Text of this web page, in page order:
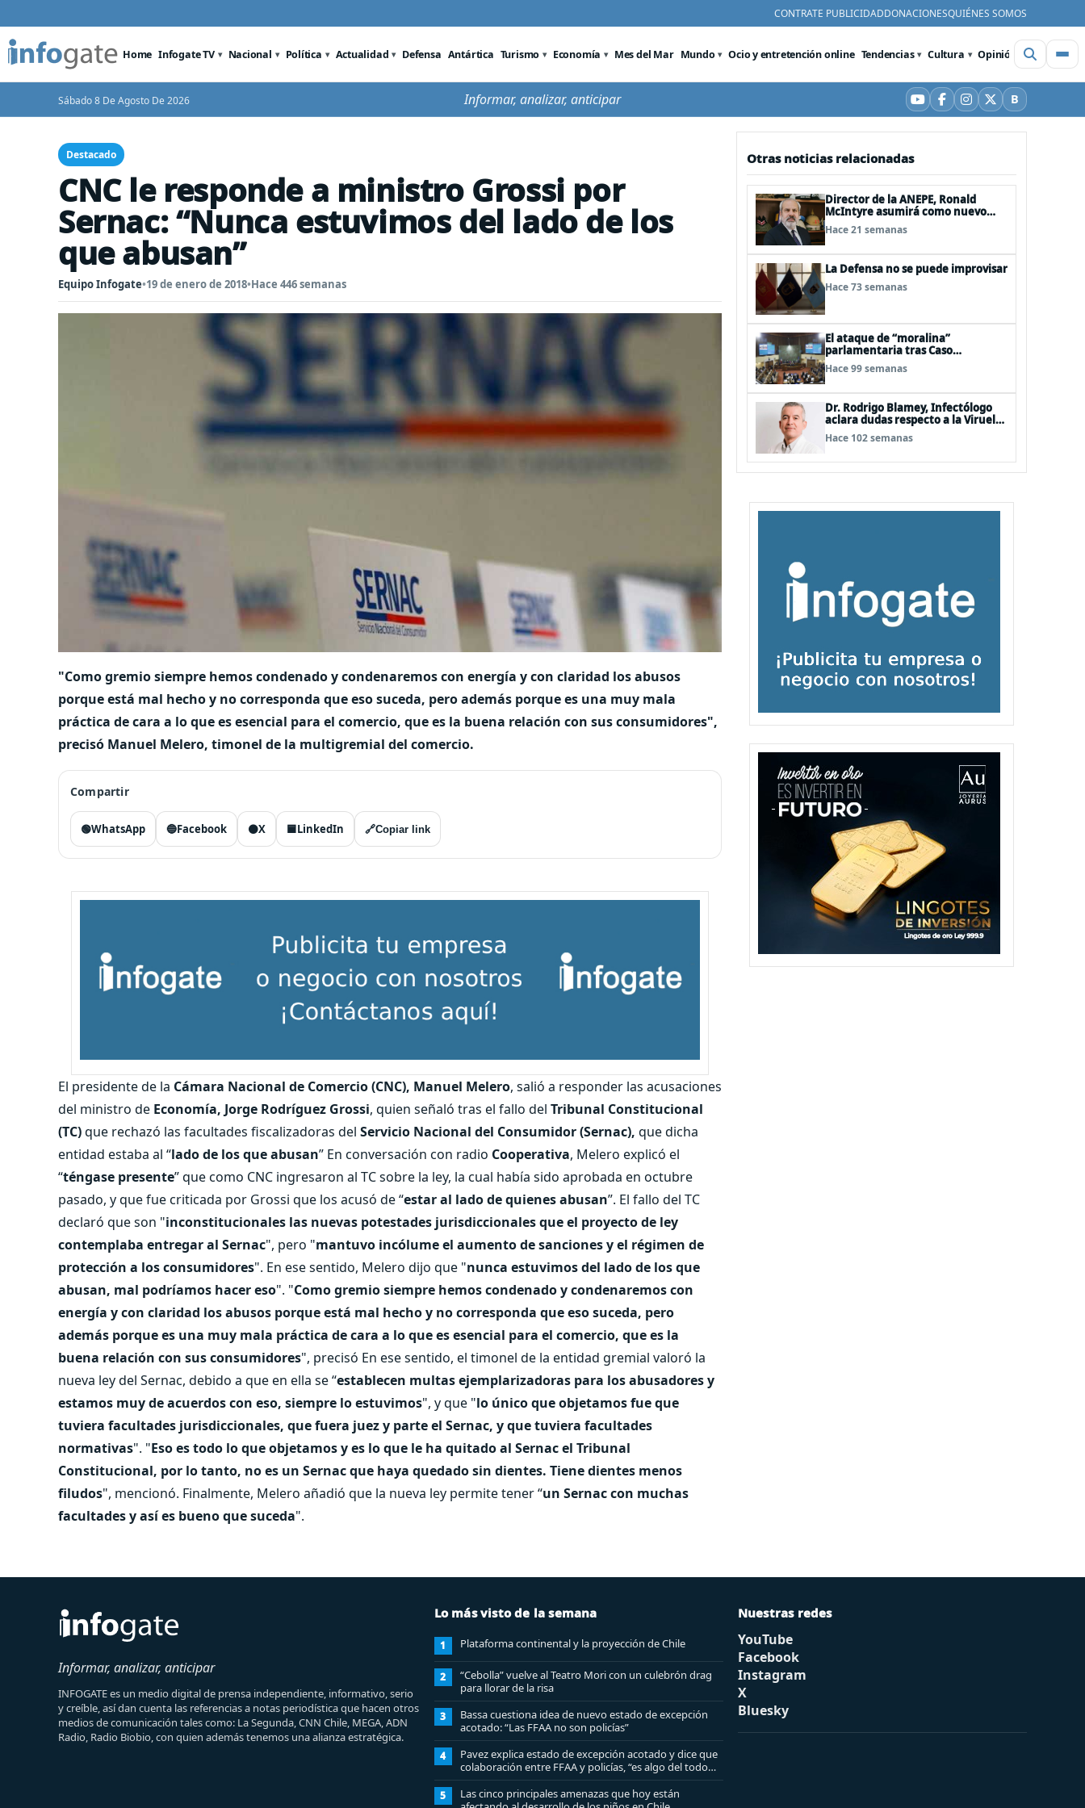
CONTRATE PUBLICIDADDONACIONESQUIÉNES SOMOS
Home Infogate TV Nacional Política Actualidad Defensa Antártica Turismo Economía Mes del Mar Mundo Ocio y entretención online Tendencias Cultura Opinión Videos
Sábado 8 De Agosto De 2026 Informar, analizar, anticipar YouTube
Facebook
Instagram
X BBluesky
Destacado
CNC le responde a ministro Grossi por
Sernac: “Nunca estuvimos del lado de los
que abusan”
Equipo Infogate•19 de enero de 2018•Hace 446 semanas
"Como gremio siempre hemos condenado y condenaremos con energía y con claridad los abusos
porque está mal hecho y no corresponda que eso suceda, pero además porque es una muy mala
práctica de cara a lo que es esencial para el comercio, que es la buena relación con sus consumidores",
precisó Manuel Melero, timonel de la multigremial del comercio.
Compartir
🟢WhatsApp 🔵Facebook ⚫X 🟦LinkedIn 🔗Copiar link
El presidente de la Cámara Nacional de Comercio (CNC), Manuel Melero, salió a responder las acusaciones
del ministro de Economía, Jorge Rodríguez Grossi, quien señaló tras el fallo del Tribunal Constitucional
(TC)que rechazó las facultades fiscalizadoras del Servicio Nacional del Consumidor (Sernac), que dicha
entidad estaba al “lado de los que abusan” En conversación con radio Cooperativa, Melero explicó el
“téngase presente” que como CNC ingresaron al TC sobre la ley, la cual había sido aprobada en octubre
pasado, y que fue criticada por Grossi que los acusó de “estar al lado de quienes abusan”. El fallo del TC
declaró que son "inconstitucionales las nuevas potestades jurisdiccionales que el proyecto de ley
contemplaba entregar al Sernac", pero "mantuvo incólume el aumento de sanciones y el régimen de
protección a los consumidores". En ese sentido, Melero dijo que "nunca estuvimos del lado de los que
abusan, mal podríamos hacer eso". "Como gremio siempre hemos condenado y condenaremos con
energía y con claridad los abusos porque está mal hecho y no corresponda que eso suceda, pero
además porque es una muy mala práctica de cara a lo que es esencial para el comercio, que es la
buena relación con sus consumidores", precisó En ese sentido, el timonel de la entidad gremial valoró la
nueva ley del Sernac, debido a que en ella se “establecen multas ejemplarizadoras para los abusadores y
estamos muy de acuerdos con eso, siempre lo estuvimos", y que "lo único que objetamos fue que
tuviera facultades jurisdiccionales, que fuera juez y parte el Sernac, y que tuviera facultades
normativas". "Eso es todo lo que objetamos y es lo que le ha quitado al Sernac el Tribunal
Constitucional, por lo tanto, no es un Sernac que haya quedado sin dientes. Tiene dientes menos
filudos", mencionó. Finalmente, Melero añadió que la nueva ley permite tener “un Sernac con muchas
facultades y así es bueno que suceda".
Otras noticias relacionadas
Director de la ANEPE, Ronald
McIntyre asumirá como nuevo
director de la ANI
Hace 21 semanas
La Defensa no se puede improvisar
Hace 73 semanas
El ataque de “moralina”
parlamentaria tras Caso
Hermosilla, pero se olvidan que
son los peor evaluados
Hace 99 semanas
Dr. Rodrigo Blamey, Infectólogo
aclara dudas respecto a la Viruela
del Mono (MPOX)
Hace 102 semanas
Informar, analizar, anticipar
INFOGATE es un medio digital de prensa independiente, informativo, serio
y creíble, así dan cuenta las referencias a notas periodística que hacen otros
medios de comunicación tales como: La Segunda, CNN Chile, MEGA, ADN
Radio, Radio Biobio, con quien además tenemos una alianza estratégica.
Lo más visto de la semana
1 Plataforma continental y la proyección de Chile
2
“Cebolla” vuelve al Teatro Mori con un culebrón drag
para llorar de la risa
3
Bassa cuestiona idea de nuevo estado de excepción
acotado: “Las FFAA no son policías”
4
Pavez explica estado de excepción acotado y dice que
colaboración entre FFAA y policías, “es algo del todo
pertinente analizar”
5
Las cinco principales amenazas que hoy están
Nuestras redes
YouTube
Facebook
Instagram
X
Bluesky